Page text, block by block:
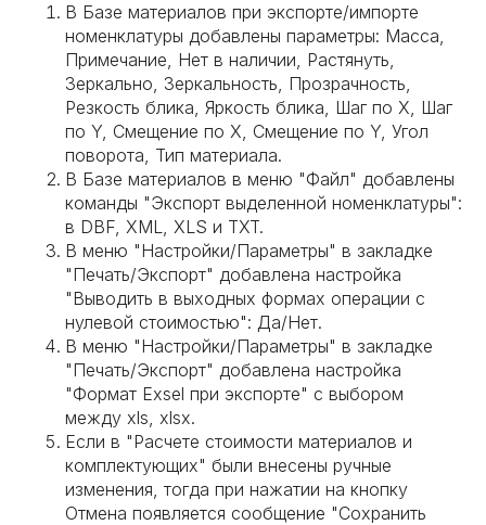
В Базе материалов при экспорте/импорте
номенклатуры добавлены параметры: Масса,
Примечание, Нет в наличии, Растянуть,
Зеркально, Зеркальность, Прозрачность,
Резкость блика, Яркость блика, Шаг по Х, Шаг
по Y, Смещение по X, Смещение по Y, Угол
поворота, Тип материала.
В Базе материалов в меню "Файл" добавлены
команды "Экспорт выделенной номенклатуры":
в DBF, XML, XLS и TXT.
В меню "Настройки/Параметры" в закладке
"Печать/Экспорт" добавлена настройка
"Выводить в выходных формах операции с
нулевой стоимостью": Да/Нет.
В меню "Настройки/Параметры" в закладке
"Печать/Экспорт" добавлена настройка
"Формат Exsel при экспорте" с выбором
между xls, xlsx.
Если в "Расчете стоимости материалов и
комплектующих" были внесены ручные
изменения, тогда при нажатии на кнопку
Отмена появляется сообщение "Сохранить